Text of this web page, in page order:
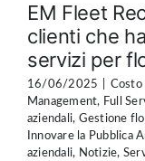
EM Fleet
clienti che
servizi per
16/06/2025 Costo
Management, Full
aziendali, Gestione
Innovare la Pubblica
aziendali, Notizie,